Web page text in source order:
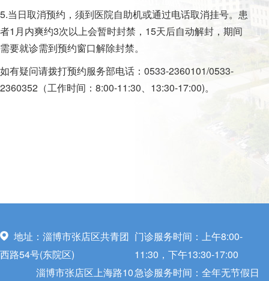
5.当日取消预约，须到医院自助机或通过电话取消挂号。患
者1月内爽约3次以上会暂时封禁，15天后自动解封，期间
需要就诊需到预约窗口解除封禁。
如有疑问请拨打预约服务部电话：0533-2360101/0533-
2360352（工作时间：8:00-11:30、13:30-17:00)。
地址：淄博市张店区共青团
西路54号(东院区)
淄博市张店区上海路10
门诊服务时间：上午8:00-
11:30，下午13:30-17:00
急诊服务时间：全年无节假日